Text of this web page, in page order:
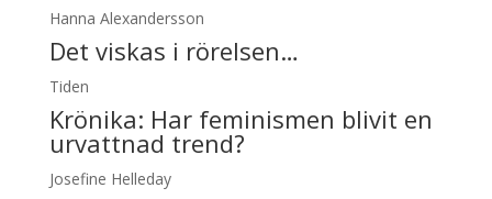
Hanna Alexandersson
Det viskas i rörelsen…
Tiden
Krönika: Har feminismen blivit en
urvattnad trend?
Josefine Helleday